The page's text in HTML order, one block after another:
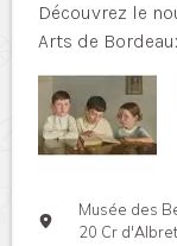
Découvrez le
Arts de
Musée des
20 Cr